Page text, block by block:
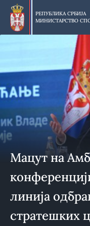
Прескочи
главни
део
РЕПУБЛИКА СРБИЈА
МИНИСТАРСТВО
Мацут на
линија
стратешких